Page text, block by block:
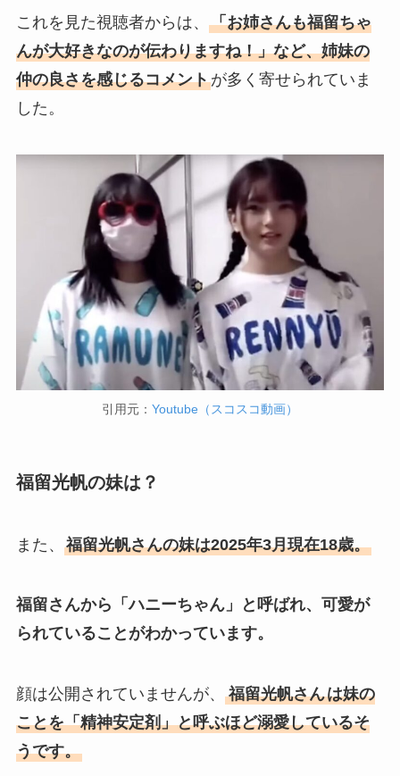
これを見た視聴者からは、 「お姉さんも福留ちゃ
んが大好きなのが伝わりますね！」など、姉妹の
仲の良さを感じるコメントが多く寄せられていま
した。
引用元： Youtube（スコスコ動画）
福留光帆の妹は？
また、 福留光帆さんの妹は2025年3月現在18歳。
福留さんから「ハニーちゃん」と呼ばれ、可愛が
られていることがわかっています。
顔は公開されていませんが、 福留光帆さんは妹の
ことを「精神安定剤」と呼ぶほど溺愛しているそ
うです。